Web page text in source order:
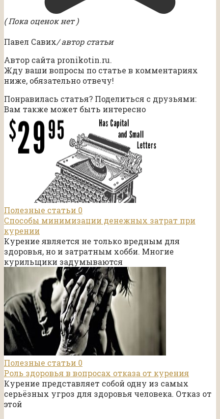
( Пока оценок нет )
Павел Савих/ автор статьи
Автор сайта pronikotin.ru.
Жду ваши вопросы по статье в комментариях
ниже, обязательно отвечу!
Понравилась статья? Поделиться с друзьями:
Вам также может быть интересно
Полезные статьи 0
Способы минимизации денежных затрат при
курении
Курение является не только вредным для
здоровья, но и затратным хобби. Многие
курильщики задумываются
Полезные статьи 0
Роль здоровья в вопросах отказа от курения
Курение представляет собой одну из самых
серьёзных угроз для здоровья человека. Отказ от
этой